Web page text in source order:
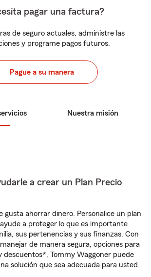
pagar una factura?
de seguro actuales, administre las
y programe pagos futuros.
Pague a su manera
Nuestra misión
a crear un Plan Precio
gusta ahorrar dinero. Personalice un plan
a proteger lo que es importante
sus pertenencias y sus finanzas. Con
de manera segura, opciones para
descuentos*, Tommy Waggoner puede
solución que sea adecuada para usted.